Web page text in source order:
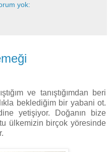
yok:
ve tanıştığımdan beri
beklediğim bir yabani ot.
yetişiyor. Doğanın bize
ülkemizin birçok yöresinde